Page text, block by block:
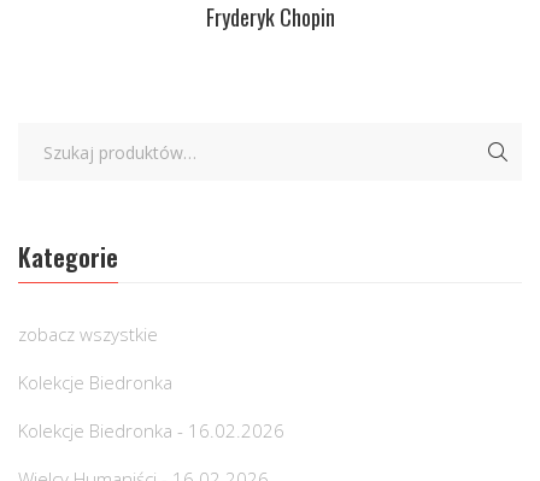
Fryderyk Chopin
Kategorie
zobacz wszystkie
Kolekcje Biedronka
Kolekcje Biedronka - 16.02.2026